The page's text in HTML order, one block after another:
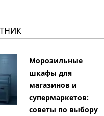
Морозильные
шкафы для
магазинов и
супермаркетов:
советы по выбору